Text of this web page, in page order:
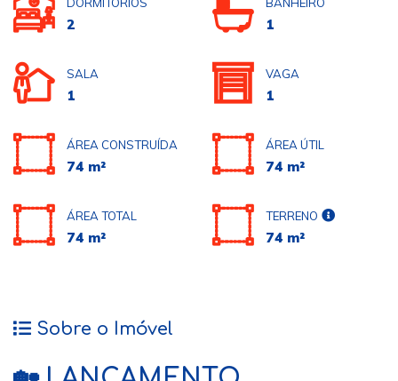
2 1
SALA
1
VAGA
1
ÁREA CONSTRUÍDA
74 m²
ÁREA ÚTIL
74 m²
ÁREA TOTAL
74 m²
TERRENO
74 m²
Sobre o Imóvel